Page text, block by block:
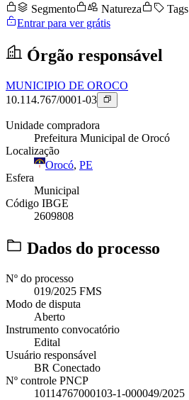
Segmento Natureza
Tags
Entrar para ver grátis
Órgão responsável
MUNICIPIO DE OROCO
10.114.767/0001-03
Unidade compradora
Prefeitura Municipal de Orocó
Localização
Orocó, PE
Esfera
Municipal
Código IBGE
2609808
Dados do processo
Nº do processo
019/2025 FMS
Modo de disputa
Aberto
Instrumento convocatório
Edital
Usuário responsável
BR Conectado
Nº controle PNCP
10114767000103-1-000049/2025